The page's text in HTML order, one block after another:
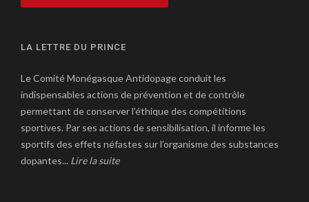
LA LETTRE DU PRINCE
Le Comité Monégasque Antidopage conduit les
indispensables actions de prévention et de contrôle
permettant de conserver l’éthique des compétitions
sportives. Par ses actions de sensibilisation, il informe les
sportifs des effets néfastes sur l’organisme des substances
dopantes... Lire la suite